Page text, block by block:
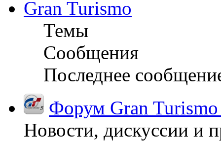
Gran Turismo
Темы
Сообщения
Последнее
Форум Gran
Новости, дискуссии и